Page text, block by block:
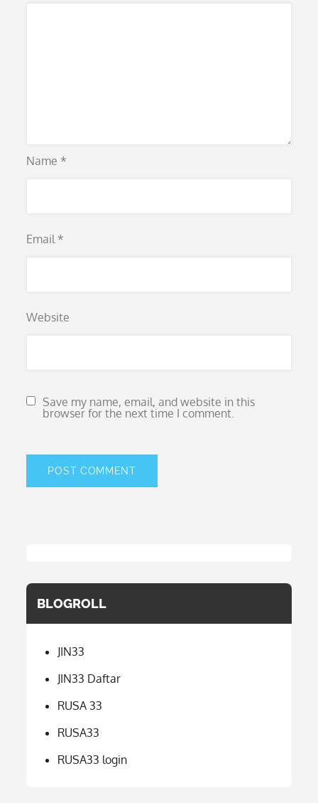
Name *
Email *
Website
Save my name, email, and website in this
browser for the next time I comment.
BLOGROLL
JIN33
JIN33 Daftar
RUSA 33
RUSA33
RUSA33 login